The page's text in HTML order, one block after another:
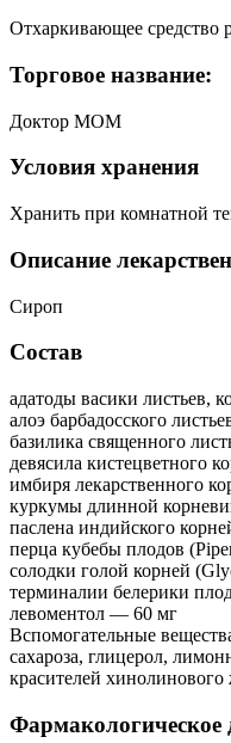
Отхаркивающее средство
Торговое название:
Доктор МОМ
Условия хранения
Хранить при комнатной
Описание
Сироп
Состав
адатоды васики листьев,
алоэ барбадосского
базилика священного
девясила кистецветного
имбиря лекарственного
куркумы длинной
паслена индийского
перца кубебы плодов
солодки голой корней
терминалии белерики
левоментол — 60 мг
Вспомогательные
сахароза, глицерол,
красителей
Фармакологическое